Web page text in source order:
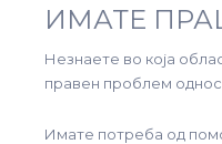
ИМАТЕ
Незнаете во која
правен проблем
Имате потреба од